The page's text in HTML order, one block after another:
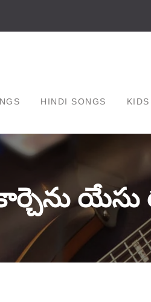
HINDI SONGS
యేసు